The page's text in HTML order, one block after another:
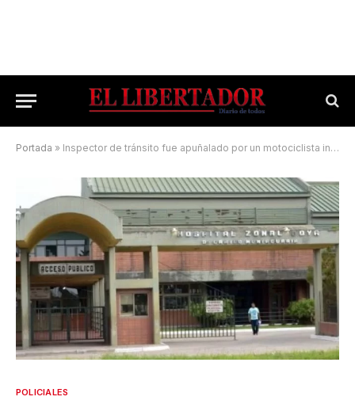
Portada » Inspector de tránsito fue apuñalado por un motociclista infractor
POLICIALES